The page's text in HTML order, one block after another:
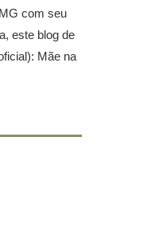
com seu
este blog de
Mãe na